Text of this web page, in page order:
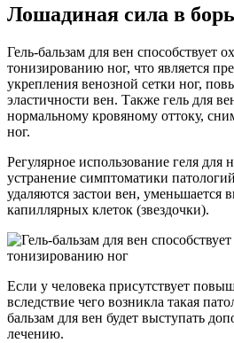
Лошадиная сила в
Гель-бальзам для вен способствует
тонизированию ног, что является
укрепления венозной сетки ног,
эластичности вен. Также гель для
нормальному кровяному оттоку,
ног.
Регулярное использование геля для
устранение симптоматики
удаляются застои вен, уменьшается
капиллярных клеток (звездочки).
Если у человека присутствует
вследствие чего возникла такая
бальзам для вен будет выступать
лечению.